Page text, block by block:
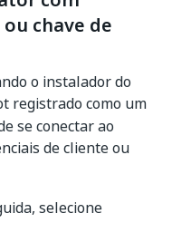
chave de
o instalador do
registrado como um
se conectar ao
de cliente ou
selecione